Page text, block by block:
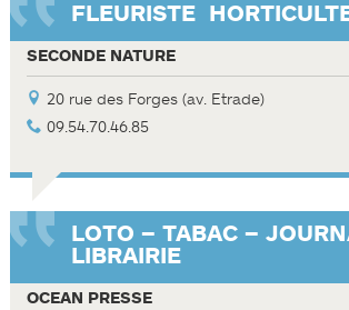
FLEURISTE
SECONDE NATURE
20 rue des Forges (av. Etrade)
09.54.70.46.85
LOTO – TABAC –
LIBRAIRIE
OCEAN PRESSE